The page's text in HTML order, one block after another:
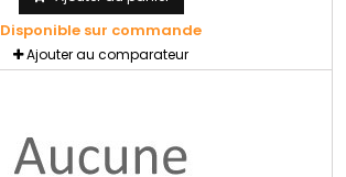
Disponible sur commande
Ajouter au comparateur